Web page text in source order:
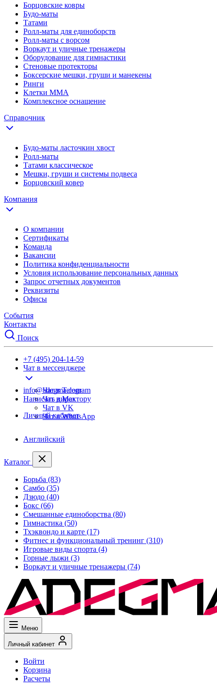
Борцовские ковры
Будо-маты
Татами
Ролл-маты для единоборств
Ролл-маты с ворсом
Воркаут и уличные тренажеры
Оборудование для гимнастики
Стеновые протекторы
Боксерские мешки, груши и манекены
Ринги
Клетки ММА
Комплексное оснащение
Справочник
Будо-маты ласточкин хвост
Ролл-маты
Татами классическое
Мешки, груши и системы подвеса
Борцовский ковер
Компания
О компании
Сертификаты
Команда
Вакансии
Политика конфиденциальности
Условия использование персональных данных
Запрос отчетных документов
Реквизиты
Офисы
События
Контакты
Поиск
+7 (495) 204-14-59
Чат в мессенджере
Чат в Telegram
Чат в Max
Чат в VK
Чат в WhatsApp
info@adegma.com
Написать директору
Личный кабинет
Английский
Каталог
Борьба (83)
Самбо (35)
Дзюдо (40)
Бокс (66)
Смешанные единоборства (80)
Гимнастика (50)
Тхэквондо и карте (17)
Фитнес и функциональный тренинг (310)
Игровые виды спорта (4)
Горные лыжи (3)
Воркаут и уличные тренажеры (74)
Меню
Личный кабинет
Войти
Корзина
Расчеты